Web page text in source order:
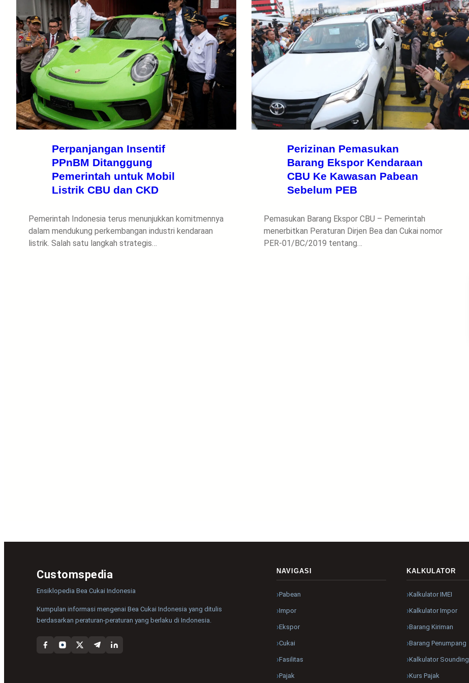
Perpanjangan Insentif
PPnBM Ditanggung
Pemerintah untuk Mobil
Listrik CBU dan CKD
Pemerintah Indonesia terus menunjukkan komitmennya
dalam mendukung perkembangan industri kendaraan
listrik. Salah satu langkah strategis…
Perizinan Pemasukan
Barang Ekspor Kendaraan
CBU Ke Kawasan Pabean
Sebelum PEB
Pemasukan Barang Ekspor CBU – Pemerintah
menerbitkan Peraturan Dirjen Bea dan Cukai nomor
PER-01/BC/2019 tentang…
Customspedia
Ensiklopedia Bea Cukai Indonesia
Kumpulan informasi mengenai Bea Cukai Indonesia yang ditulis
berdasarkan peraturan-peraturan yang berlaku di Indonesia.
NAVIGASI
Pabean
Impor
Ekspor
Cukai
Fasilitas
Pajak
KALKULATOR
Kalkulator IMEI
Kalkulator Impor
Barang Kiriman
Barang Penumpang
Kalkulator Sounding
Kurs Pajak